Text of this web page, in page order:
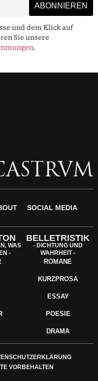
und dem Klick auf
Sie unsere
.
SOCIAL MEDIA
WAS
-
BELLETRISTIK
- DICHTUNG UND
WAHRHEIT -
ROMANE
KURZPROSA
ESSAY
POESIE
DRAMA
VORBEHALTEN